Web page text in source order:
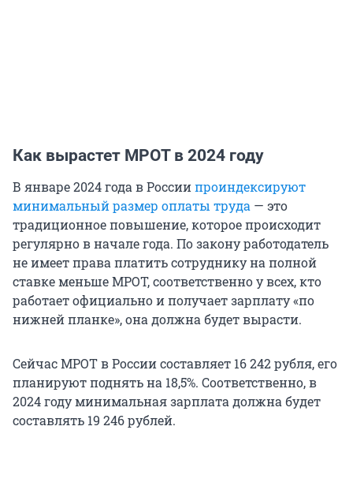
Как вырастет МРОТ в 2024 году
В январе 2024 года в Россиипроиндексируют
минимальный размер оплаты труда — это
традиционное повышение, которое происходит
регулярно в начале года. По закону работодатель
не имеет права платить сотруднику на полной
ставке меньше МРОТ, соответственно у всех, кто
работает официально и получает зарплату «по
нижней планке», она должна будет вырасти.
Сейчас МРОТ в России составляет 16 242 рубля, его
планируют поднять на 18,5%. Соответственно, в
2024 году минимальная зарплата должна будет
составлять 19 246 рублей.